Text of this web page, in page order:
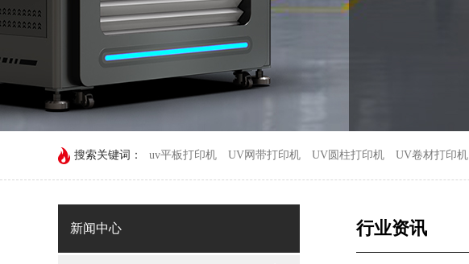
搜索关键词： uv平板打印机 UV网带打印机 UV圆柱打印机 UV卷材打印机
新闻中心 行业资讯